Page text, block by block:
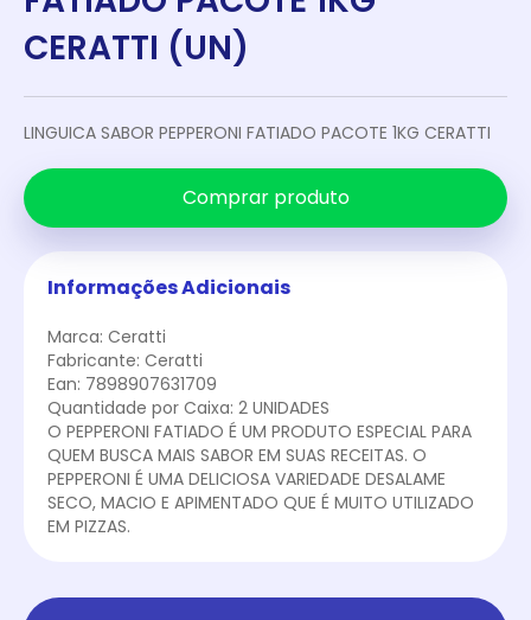
CERATTI (UN)
LINGUICA SABOR PEPPERONI FATIADO PACOTE 1KG CERATTI
Comprar produto
Informações Adicionais
Marca: Ceratti
Fabricante: Ceratti
Ean: 7898907631709
Quantidade por Caixa: 2 UNIDADES
O PEPPERONI FATIADO É UM PRODUTO ESPECIAL PARA
QUEM BUSCA MAIS SABOR EM SUAS RECEITAS. O
PEPPERONI É UMA DELICIOSA VARIEDADE DESALAME
SECO, MACIO E APIMENTADO QUE É MUITO UTILIZADO
EM PIZZAS.